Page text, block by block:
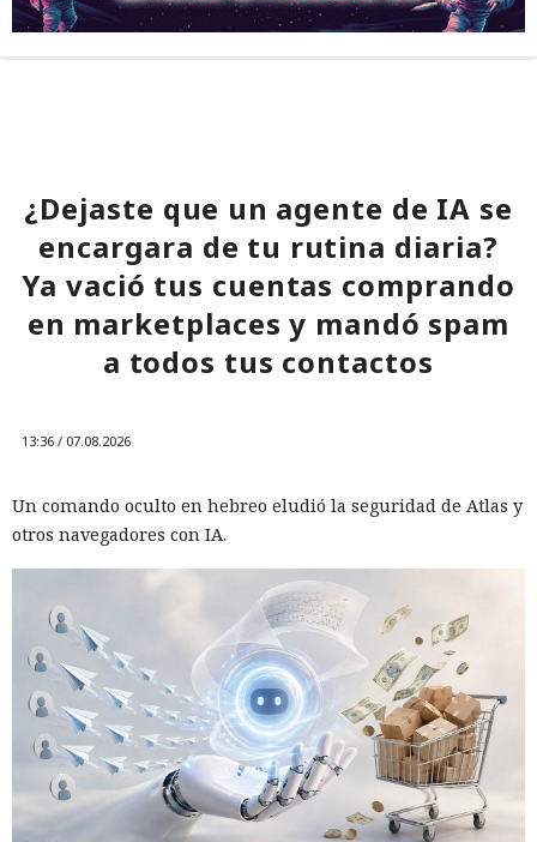
¿Dejaste que un agente de IA se
encargara de tu rutina diaria?
Ya vació tus cuentas comprando
en marketplaces y mandó spam
a todos tus contactos
13:36 / 07.08.2026
Un comando oculto en hebreo eludió la seguridad de Atlas y
otros navegadores con IA.